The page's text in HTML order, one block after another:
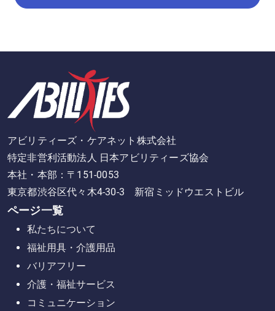
アビリティーズ・ケアネット株式会社
特定非営利活動法人 日本アビリティーズ協会
本社・本部：〒151-0053
東京都渋谷区代々木4-30-3 新宿ミッドウエストビル
ページ一覧
私たちについて
福祉用具・介護用品
バリアフリー
介護・福祉サービス
コミュニケーション